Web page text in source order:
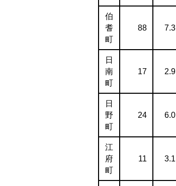
伯
耆
町
88 7.3
日
南
町
17 2.9
日
野
町
24 6.0
江
府
町
11 3.1